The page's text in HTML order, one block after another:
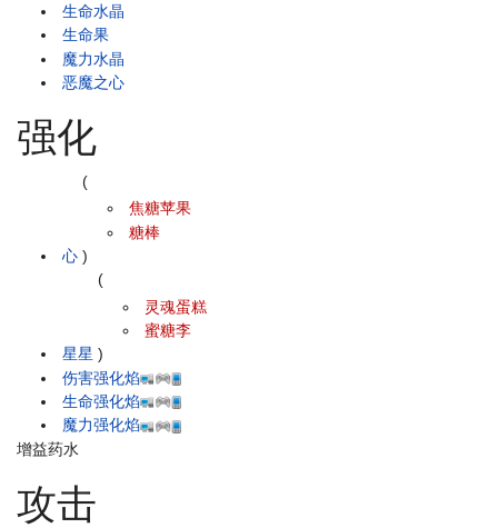
生命水晶
生命果
魔力水晶
恶魔之心
强化
心
(
焦糖苹果
糖棒
)
星星
(
灵魂蛋糕
蜜糖李
)
伤害强化焰
生命强化焰
魔力强化焰
增益药水
攻击